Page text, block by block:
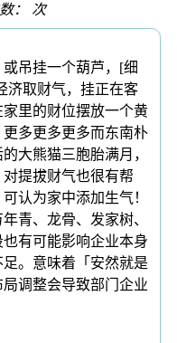
： 次
吊挂一个葫芦，[细
济取财气，挂正在客
里的财位摆放一个黄
多更多更多而东南朴
大熊猫三胞胎满月，
提拔财气也很有帮
认为家中添加生气！
青、龙骨、发家树、
有可能影响企业本身
。意味着「安然就是
调整会导致部门企业